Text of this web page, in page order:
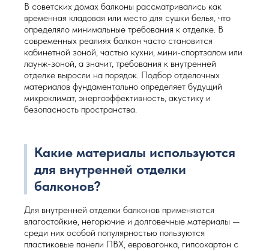
В советских домах балконы рассматривались как
временная кладовая или место для сушки белья, что
определяло минимальные требования к отделке. В
современных реалиях балкон часто становится
кабинетной зоной, частью кухни, мини-спортзалом или
лаунж-зоной, а значит, требования к внутренней
отделке выросли на порядок. Подбор отделочных
материалов фундаментально определяет будущий
микроклимат, энергоэффективность, акустику и
безопасность пространства.
Какие материалы используются
для внутренней отделки
балконов?
Для внутренней отделки балконов применяются
влагостойкие, негорючие и долговечные материалы —
среди них особой популярностью пользуются
пластиковые панели ПВХ, евровагонка, гипсокартон с